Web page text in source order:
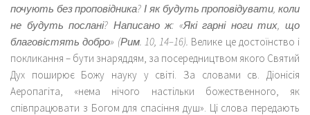
почують без проповідника? І як будуть проповідувати, коли
не будуть послані? Написано ж: «Які гарні ноги тих, що
благовістять добро» (Рим. 10, 14–16). Велике це достоїнство і
покликання – бути знаряддям, за посередництвом якого Святий
Дух поширює Божу науку у світі. За словами св. Діонісія
Аеропагіта, «нема нічого настільки божественного, як
співпрацювати з Богом для спасіння душ». Ці слова передають